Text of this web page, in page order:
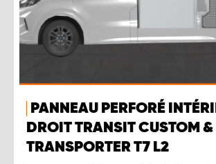
PANNEAU PERFORÉ
DROIT TRANSIT CUSTOM
TRANSPORTER T7 L2